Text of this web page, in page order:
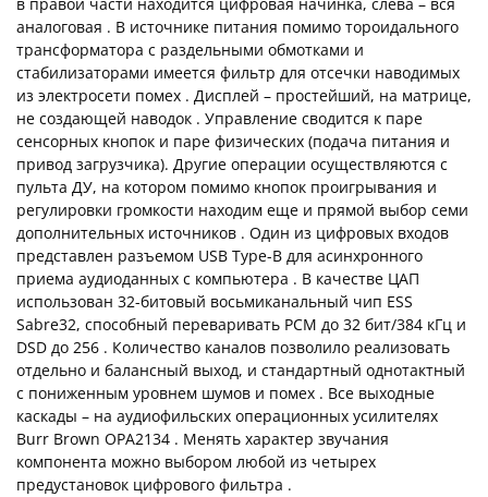
в правой части находится цифровая начинка, слева – вся
аналоговая . В источнике питания помимо тороидального
трансформатора с раздельными обмотками и
стабилизаторами имеется фильтр для отсечки наводимых
из электросети помех . Дисплей – простейший, на матрице,
не создающей наводок . Управление сводится к паре
сенсорных кнопок и паре физических (подача питания и
привод загрузчика). Другие операции осуществляются с
пульта ДУ, на котором помимо кнопок проигрывания и
регулировки громкости находим еще и прямой выбор семи
дополнительных источников . Один из цифровых входов
представлен разъемом USB Type-B для асинхронного
приема аудиоданных с компьютера . В качестве ЦАП
использован 32-битовый восьмиканальный чип ESS
Sabre32, способный переваривать PCM до 32 бит/384 кГц и
DSD до 256 . Количество каналов позволило реализовать
отдельно и балансный выход, и стандартный однотактный
с пониженным уровнем шумов и помех . Все выходные
каскады – на аудиофильских операционных усилителях
Burr Brown OPA2134 . Менять характер звучания
компонента можно выбором любой из четырех
предустановок цифрового фильтра .